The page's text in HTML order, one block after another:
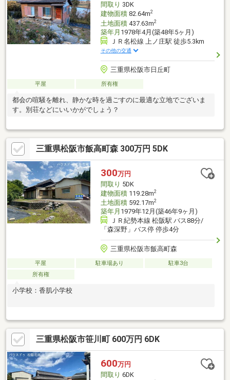
間取り 3DK
建物面積82.64m2
土地面積437.63m2
築年月 1978年4月(築48年5ヶ月)
ＪＲ名松線 上ノ庄駅 徒歩5.3km
その他の交通
三重県松阪市日丘町
平屋 所有権
都会の喧騒を離れ、静かな時を過ごすのに最適な立地でございま
す。別荘などにいいかがでしょう？
三重県松阪市飯高町森 300万円 5DK
300万円
間取り 5DK
建物面積119.28m2
土地面積592.17m2
築年月 1979年12月(築46年9ヶ月)
ＪＲ紀勢本線 松阪駅 バス88分/
「森深野」バス停 停歩4分
三重県松阪市飯高町森
平屋 駐車場あり
駐車3台
所有権
小学校：香肌小学校
三重県松阪市笹川町 600万円 6DK
600万円
間取り 6DK